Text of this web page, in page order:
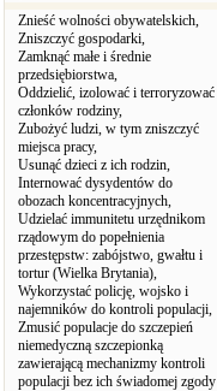
Znieść wolności obywatelskich,
Zniszczyć gospodarki,
Zamknąć małe i średnie
przedsiębiorstwa,
Oddzielić, izolować i terroryzować
członków rodziny,
Zubożyć ludzi, w tym zniszczyć
miejsca pracy,
Usunąć dzieci z ich rodzin,
Internować dysydentów do
obozach koncentracyjnych,
Udzielać immunitetu urzędnikom
rządowym do popełnienia
przestępstw: zabójstwo, gwałtu i
tortur (Wielka Brytania),
Wykorzystać policję, wojsko i
najemników do kontroli populacji,
Zmusić populacje do szczepień
niemedyczną szczepionką
zawierającą mechanizmy kontroli
populacji bez ich świadomej zgody